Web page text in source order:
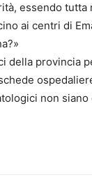
essendo
ai centri di
della provincia
non